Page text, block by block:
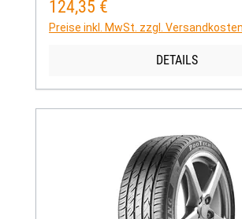
Regulärer Preis:
124,35 €
Preise inkl. MwSt. zzgl. Versandkosten
DETAILS